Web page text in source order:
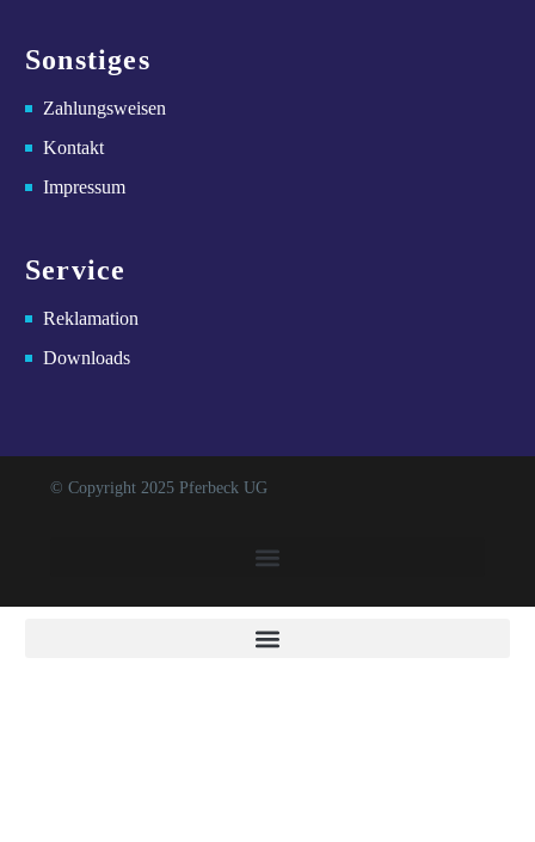
Sonstiges
Zahlungsweisen
Kontakt
Impressum
Service
Reklamation
Downloads
© Copyright 2025 Pferbeck UG